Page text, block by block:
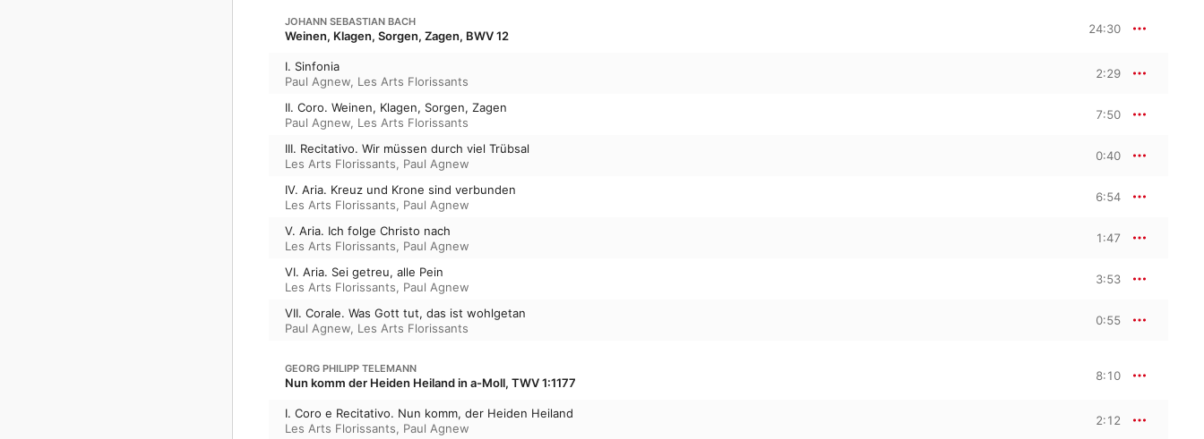
JOHANN SEBASTIAN BACH
Weinen, Klagen, Sorgen, Zagen, BWV 12 24:30
I. Sinfonia
Paul Agnew, Les Arts Florissants
2:29
II. Coro. Weinen, Klagen, Sorgen, Zagen
Paul Agnew, Les Arts Florissants
7:50
III. Recitativo. Wir müssen durch viel Trübsal
Les Arts Florissants, Paul Agnew
0:40
IV. Aria. Kreuz und Krone sind verbunden
Les Arts Florissants, Paul Agnew
6:54
V. Aria. Ich folge Christo nach
Les Arts Florissants, Paul Agnew
1:47
VI. Aria. Sei getreu, alle Pein
Les Arts Florissants, Paul Agnew
3:53
VII. Corale. Was Gott tut, das ist wohlgetan
Paul Agnew, Les Arts Florissants
0:55
GEORG PHILIPP TELEMANN
Nun komm der Heiden Heiland in a-Moll, TWV 1:1177 8:10
I. Coro e Recitativo. Nun komm, der Heiden Heiland
Les Arts Florissants, Paul Agnew
2:12